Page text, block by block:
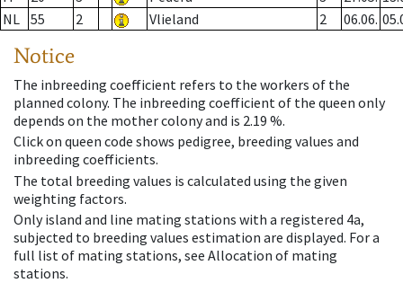
NL 55 2 Vlieland 2 06.06.
Notice
The inbreeding coefficient refers to the workers of the
planned colony. The inbreeding coefficient of the queen only
depends on the mother colony and is 2.19 %.
Click on queen code shows pedigree, breeding values and
inbreeding coefficients.
The total breeding values is calculated using the given
weighting factors.
Only island and line mating stations with a registered 4a,
subjected to breeding values estimation are displayed. For a
full list of mating stations, see Allocation of mating
stations.